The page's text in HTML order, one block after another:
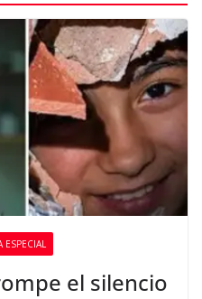
ESPECIAL
el silencio